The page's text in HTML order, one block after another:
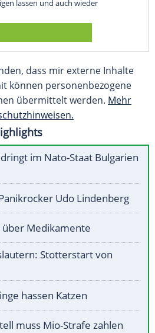
lassen und auch wieder
dass mir externe Inhalte
können personenbezogene
übermittelt werden. Mehr
im Nato-Staat Bulgarien
Udo Lindenberg
Medikamente
Stotterstart von
hassen Katzen
muss Mio-Strafe zahlen